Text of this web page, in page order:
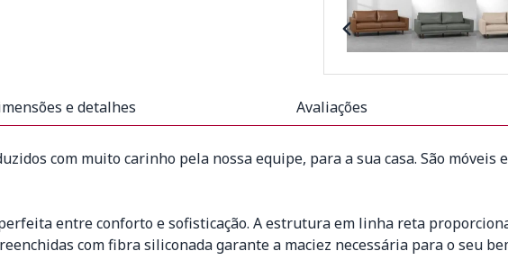
e detalhes Avaliações
com muito carinho pela nossa equipe, para a sua casa. São móveis
entre conforto e sofisticação. A estrutura em linha reta
com fibra siliconada garante a maciez necessária para o seu